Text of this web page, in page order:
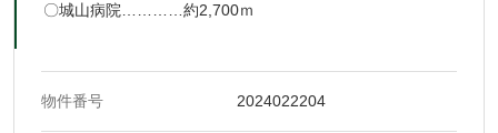
〇城山病院…………約2,700ｍ
物件番号 2024022204